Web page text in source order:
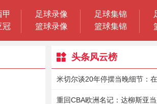
甲
冠
足球录像
篮球录像
足球集锦
篮球集锦
头条风云榜